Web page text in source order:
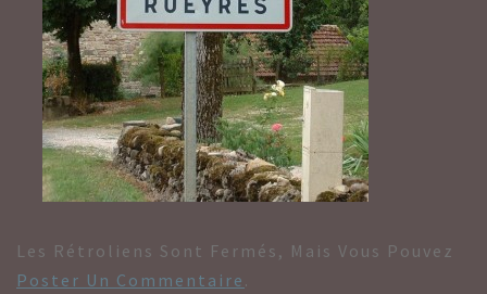
Les Rétroliens Sont Fermés, Mais Vous Pouvez
Poster Un Commentaire .